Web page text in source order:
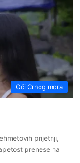
Oči Crnog mora
prijetnji,
prenese na